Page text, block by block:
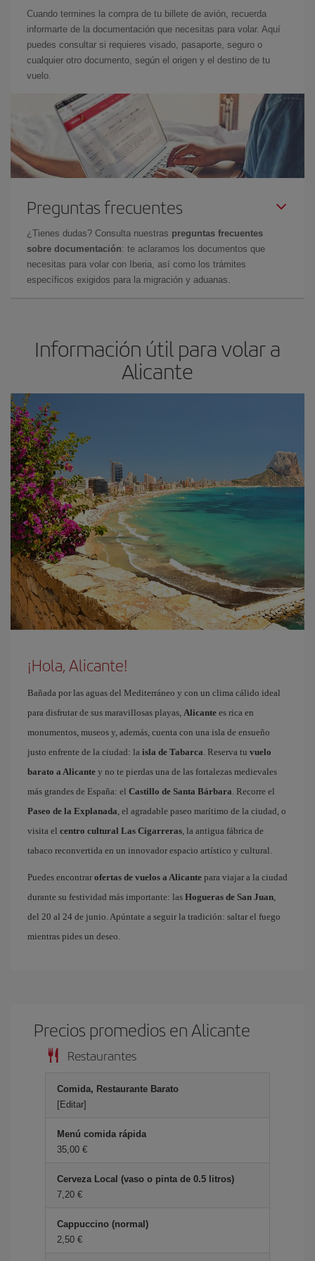
Cuando termines la compra de tu billete de avión, recuerda
informarte de la documentación que necesitas para volar. Aquí
puedes consultar si requieres visado, pasaporte, seguro o
cualquier otro documento, según el origen y el destino de tu
vuelo.
Preguntas frecuentes
¿Tienes dudas? Consulta nuestras preguntas frecuentes
sobre documentación: te aclaramos los documentos que
necesitas para volar con Iberia, así como los trámites
específicos exigidos para la migración y aduanas.
Información útil para volar a
Alicante
¡Hola, Alicante!
Bañada por las aguas del Mediterráneo y con un clima cálido ideal
para disfrutar de sus maravillosas playas, Alicante es rica en
monumentos, museos y, además, cuenta con una isla de ensueño
justo enfrente de la ciudad: la isla de Tabarca. Reserva tu vuelo
barato a Alicante y no te pierdas una de las fortalezas medievales
más grandes de España: el Castillo de Santa Bárbara. Recorre el
Paseo de la Explanada, el agradable paseo marítimo de la ciudad, o
visita el centro cultural Las Cigarreras, la antigua fábrica de
tabaco reconvertida en un innovador espacio artístico y cultural.
Puedes encontrar ofertas de vuelos a Alicante para viajar a la ciudad
durante su festividad más importante: las Hogueras de San Juan,
del 20 al 24 de junio. Apúntate a seguir la tradición: saltar el fuego
mientras pides un deseo.
Precios promedios en Alicante
Restaurantes
Comida, Restaurante Barato
[Editar]
Menú comida rápida
35,00 €
Cerveza Local (vaso o pinta de 0.5 litros)
7,20 €
Cappuccino (normal)
2,50 €